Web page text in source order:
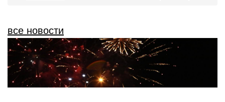
все новости